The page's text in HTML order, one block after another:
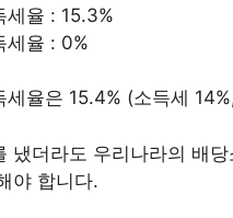
세율 : 15.3%
세율 : 0%
세율은 15.4% (소득세
냈더라도 우리나라의 배
야 합니다.